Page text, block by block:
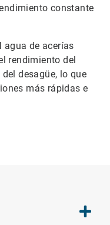
constante
agua de acerías
rendimiento del
desagüe, lo que
más rápidas e